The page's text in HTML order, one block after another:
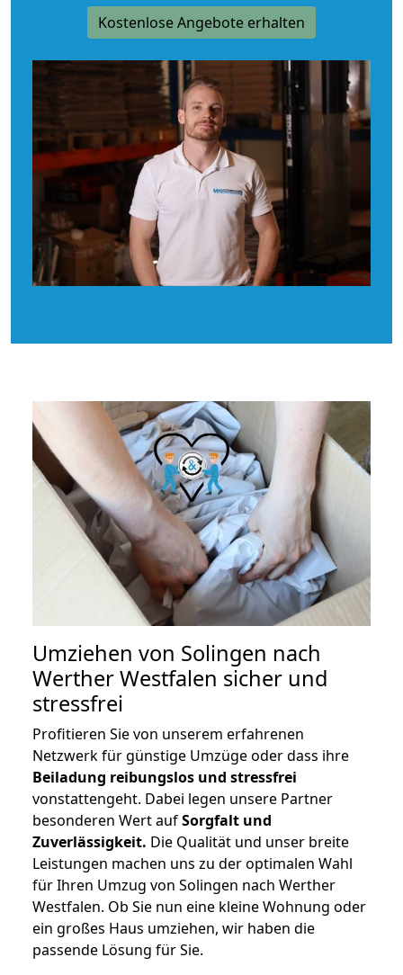
Kostenlose Angebote erhalten
Umziehen von Solingen nach
Werther Westfalen sicher und
stressfrei
Profitieren Sie von unserem erfahrenen
Netzwerk für günstige Umzüge oder dass ihre
Beiladung reibungslos und stressfrei
vonstattengeht. Dabei legen unsere Partner
besonderen Wert aufSorgfalt und
Zuverlässigkeit. Die Qualität und unser breite
Leistungen machen uns zu der optimalen Wahl
für Ihren Umzug von Solingen nach Werther
Westfalen. Ob Sie nun eine kleine Wohnung oder
ein großes Haus umziehen, wir haben die
passende Lösung für Sie.